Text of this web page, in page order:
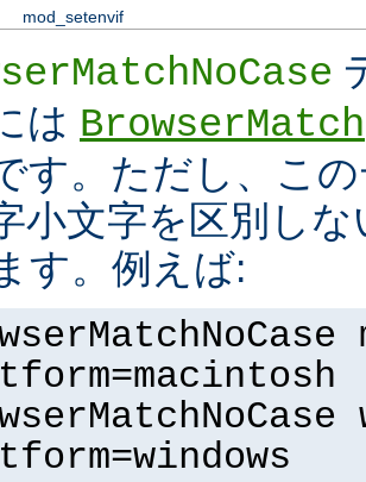
mod_setenvif
は BrowserMatch
す。ただし、こ
小文字を区別し
す。例えば: